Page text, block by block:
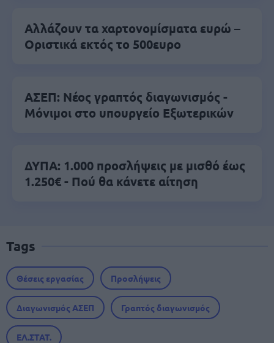
Αλλάζουν τα χαρτονομίσματα ευρώ –
Οριστικά εκτός το 500ευρο
ΑΣΕΠ: Νέος γραπτός διαγωνισμός -
Μόνιμοι στο υπουργείο Εξωτερικών
ΔΥΠΑ: 1.000 προσλήψεις με μισθό έως
1.250€ - Πού θα κάνετε αίτηση
Tags
Θέσεις εργασίας Προσλήψεις
Διαγωνισμός ΑΣΕΠ Γραπτός διαγωνισμός
ΕΛ.ΣΤΑΤ.